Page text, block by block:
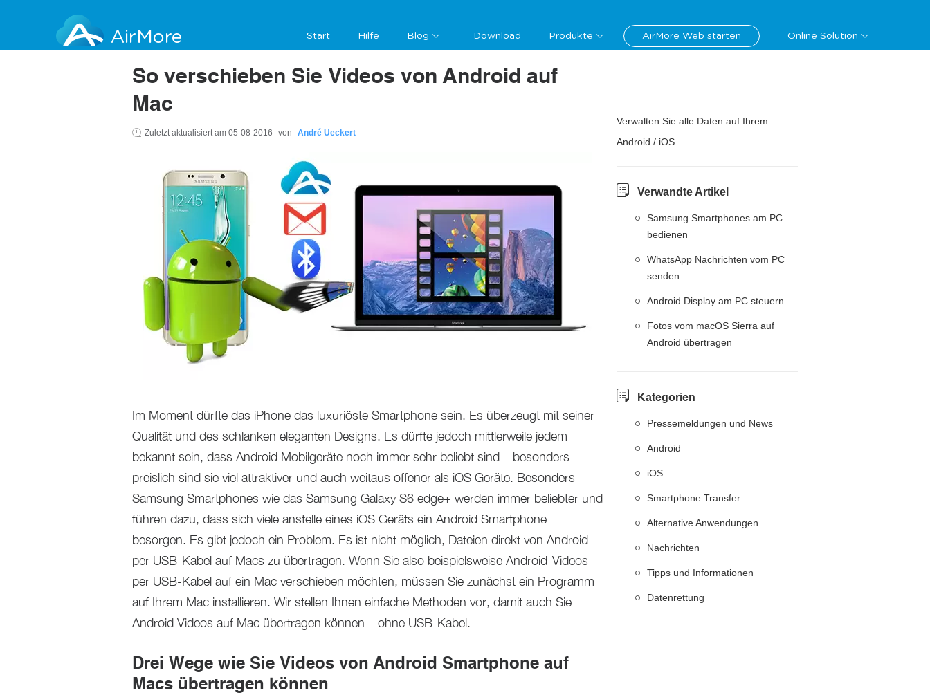
AirMore Start Hilfe Blog Download Produkte AirMore Web starten Online Solution
So verschieben Sie Videos von Android auf
Mac
Zuletzt aktualisiert am 05-08-2016 von André Ueckert
Im Moment dürfte das iPhone das luxuriöste Smartphone sein. Es überzeugt mit seiner
Qualität und des schlanken eleganten Designs. Es dürfte jedoch mittlerweile jedem
bekannt sein, dass Android Mobilgeräte noch immer sehr beliebt sind – besonders
preislich sind sie viel attraktiver und auch weitaus offener als iOS Geräte. Besonders
Samsung Smartphones wie das Samsung Galaxy S6 edge+ werden immer beliebter und
führen dazu, dass sich viele anstelle eines iOS Geräts ein Android Smartphone
besorgen. Es gibt jedoch ein Problem. Es ist nicht möglich, Dateien direkt von Android
per USB-Kabel auf Macs zu übertragen. Wenn Sie also beispielsweise Android-Videos
per USB-Kabel auf ein Mac verschieben möchten, müssen Sie zunächst ein Programm
auf Ihrem Mac installieren. Wir stellen Ihnen einfache Methoden vor, damit auch Sie
Android Videos auf Mac übertragen können – ohne USB-Kabel.
Drei Wege wie Sie Videos von Android Smartphone auf
Macs übertragen können
Verwalten Sie alle Daten auf Ihrem
Android / iOS
Verwandte Artikel
Samsung Smartphones am PC
bedienen
WhatsApp Nachrichten vom PC
senden
Android Display am PC steuern
Fotos vom macOS Sierra auf
Android übertragen
Kategorien
Pressemeldungen und News
Android
iOS
Smartphone Transfer
Alternative Anwendungen
Nachrichten
Tipps und Informationen
Datenrettung